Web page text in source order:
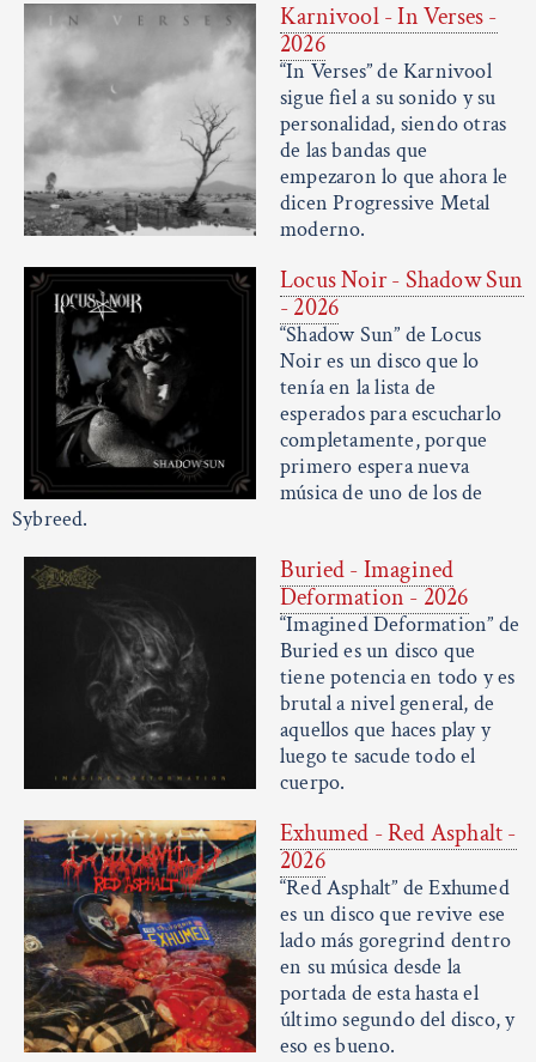
Karnivool - In Verses -
2026
“In Verses” de Karnivool
sigue fiel a su sonido y su
personalidad, siendo otras
de las bandas que
empezaron lo que ahora le
dicen Progressive Metal
moderno.
Locus Noir - Shadow Sun
- 2026
“Shadow Sun” de Locus
Noir es un disco que lo
tenía en la lista de
esperados para escucharlo
completamente, porque
primero espera nueva
música de uno de los de
Sybreed.
Buried - Imagined
Deformation - 2026
“Imagined Deformation” de
Buried es un disco que
tiene potencia en todo y es
brutal a nivel general, de
aquellos que haces play y
luego te sacude todo el
cuerpo.
Exhumed - Red Asphalt -
2026
“Red Asphalt” de Exhumed
es un disco que revive ese
lado más goregrind dentro
en su música desde la
portada de esta hasta el
último segundo del disco, y
eso es bueno.